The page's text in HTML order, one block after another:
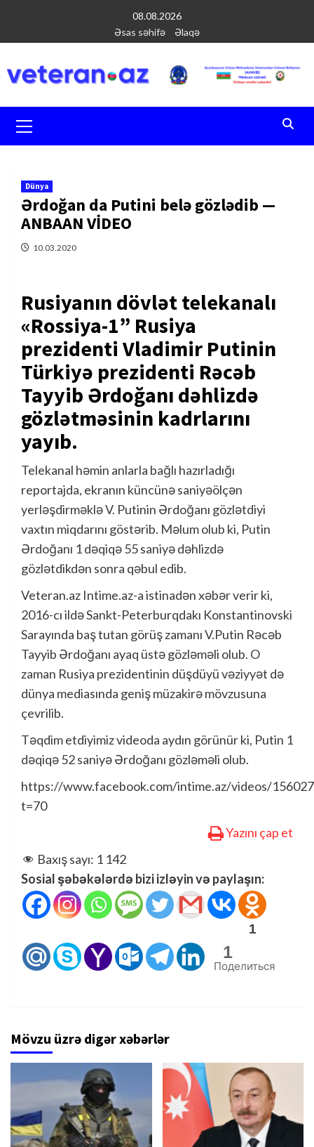
содержимому
08.08.2026
Əsas səhifə
Əlaqə
меню
Dünya
Ərdoğan da Putini belə gözlədib —
ANBAAN VİDEO
10.03.2020
Rusiyanın dövlət telekanalı
«Rossiya-1” Rusiya
prezidenti Vladimir Putinin
Türkiyə prezidenti Rəcəb
Tayyib Ərdoğanı dəhlizdə
gözlətməsinin kadrlarını
yayıb.
Telekanal həmin anlarla bağlı hazırladığı
reportajda, ekranın küncünə saniyəölçən
yerləşdirməklə V. Putinin Ərdoğanı gözlətdiyi
vaxtın miqdarını göstərib. Məlum olub ki, Putin
Ərdoğanı 1 dəqiqə 55 saniyə dəhlizdə
gözlətdikdən sonra qəbul edib.
Veteran.az Intime.az-a istinadən xəbər verir ki,
2016-cı ildə Sankt-Peterburqdakı Konstantinovski
Sarayında baş tutan görüş zamanı V.Putin Rəcəb
Tayyib Ərdoğanı ayaq üstə gözləməli olub. O
zaman Rusiya prezidentinin düşdüyü vəziyyət də
dünya mediasında geniş müzakirə mövzusuna
çevrilib.
Təqdim etdiyimiz videoda aydın görünür ki, Putin 1
dəqiqə 52 saniyə Ərdoğanı gözləməli olub.
https://www.facebook.com/intime.az/videos/
t=70
Yazını çap et
Baxış sayı: 1 142
Sosial şəbəkələrdə bizi izləyin və paylaşın:
1
1
Поделиться
Mövzu üzrə digər xəbərlər